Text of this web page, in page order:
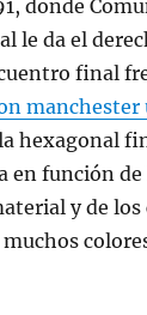
donde
le da el
final
hexagonal
en función de
y de los